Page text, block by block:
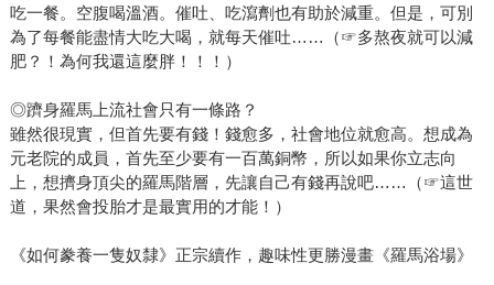
吃一餐。空腹喝溫酒。催吐、吃瀉劑也有助於減重。但是，可別
為了每餐能盡情大吃大喝，就每天催吐……（☞多熬夜就可以減
肥？！為何我還這麼胖！！！）
◎躋身羅馬上流社會只有一條路？
雖然很現實，但首先要有錢！錢愈多，社會地位就愈高。想成為
元老院的成員，首先至少要有一百萬銅幣，所以如果你立志向
上，想擠身頂尖的羅馬階層，先讓自己有錢再說吧……（☞這世
道，果然會投胎才是最實用的才能！）
《如何豢養一隻奴隸》正宗續作，趣味性更勝漫畫《羅馬浴場》